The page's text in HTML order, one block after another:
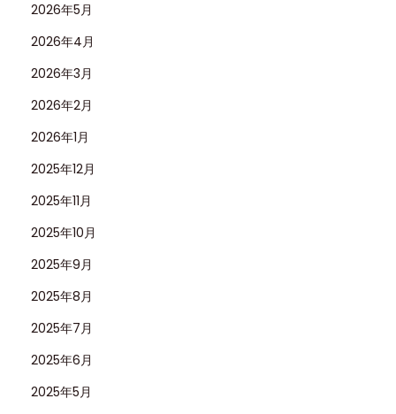
2026年5月
2026年4月
2026年3月
2026年2月
2026年1月
2025年12月
2025年11月
2025年10月
2025年9月
2025年8月
2025年7月
2025年6月
2025年5月